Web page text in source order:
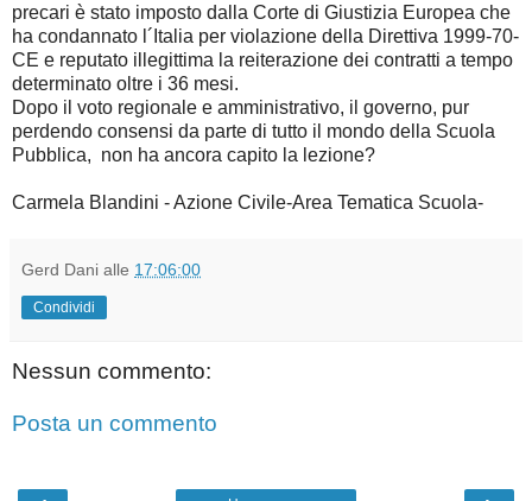
precari è stato imposto dalla Corte di Giustizia Europea che
ha condannato l´Italia per violazione della Direttiva 1999-70-
CE e reputato illegittima la reiterazione dei contratti a tempo
determinato oltre i 36 mesi.
Dopo il voto regionale e amministrativo, il governo, pur
perdendo consensi da parte di tutto il mondo della Scuola
Pubblica, non ha ancora capito la lezione?
Carmela Blandini - Azione Civile-Area Tematica Scuola-
Gerd Dani alle 17:06:00
Condividi
Nessun commento:
Posta un commento